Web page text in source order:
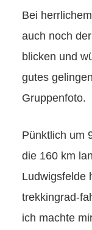
Bei
auch noch
blicken und
gutes
Gruppenfoto.
Pünktlich um
die 160 km
Ludwigsfelde
trekkingrad-
ich machte